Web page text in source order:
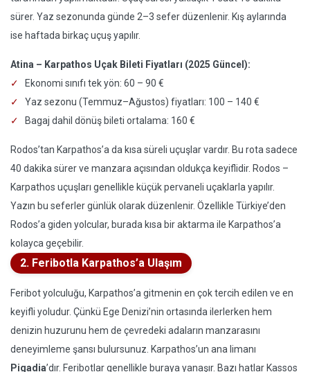
sürer. Yaz sezonunda günde 2–3 sefer düzenlenir. Kış aylarında
ise haftada birkaç uçuş yapılır.
Atina – Karpathos Uçak Bileti Fiyatları (2025 Güncel):
Ekonomi sınıfı tek yön: 60 – 90 €
Yaz sezonu (Temmuz–Ağustos) fiyatları: 100 – 140 €
Bagaj dahil dönüş bileti ortalama: 160 €
Rodos’tan Karpathos’a da kısa süreli uçuşlar vardır. Bu rota sadece
40 dakika sürer ve manzara açısından oldukça keyiflidir. Rodos –
Karpathos uçuşları genellikle küçük pervaneli uçaklarla yapılır.
Yazın bu seferler günlük olarak düzenlenir. Özellikle Türkiye’den
Rodos’a giden yolcular, burada kısa bir aktarma ile Karpathos’a
kolayca geçebilir.
2. Feribotla Karpathos’a Ulaşım
Feribot yolculuğu, Karpathos’a gitmenin en çok tercih edilen ve en
keyifli yoludur. Çünkü Ege Denizi’nin ortasında ilerlerken hem
denizin huzurunu hem de çevredeki adaların manzarasını
deneyimleme şansı bulursunuz. Karpathos’un ana limanı
Pigadia’dır. Feribotlar genellikle buraya yanaşır. Bazı hatlar Kassos